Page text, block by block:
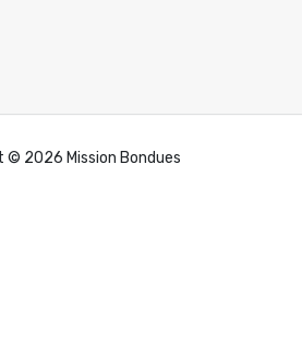
© 2026 Mission Bondues